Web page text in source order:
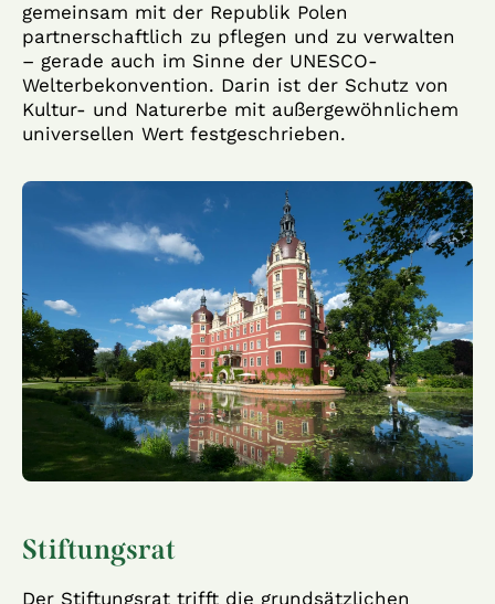
gemeinsam mit der Republik Polen
partnerschaftlich zu pflegen und zu verwalten
– gerade auch im Sinne der UNESCO-
Welterbekonvention. Darin ist der Schutz von
Kultur- und Naturerbe mit außergewöhnlichem
universellen Wert festgeschrieben.
Stiftungsrat
Der Stiftungsrat trifft die grundsätzlichen